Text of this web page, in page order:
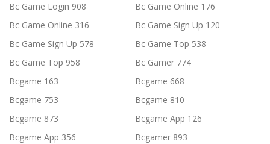
Bc Game Login 908
Bc Game Online 176
Bc Game Online 316
Bc Game Sign Up 120
Bc Game Sign Up 578
Bc Game Top 538
Bc Game Top 958
Bc Gamer 774
Bcgame 163
Bcgame 668
Bcgame 753
Bcgame 810
Bcgame 873
Bcgame App 126
Bcgame App 356
Bcgamer 893